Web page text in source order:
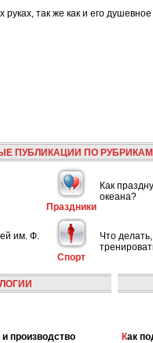
руках, так же как и его
ПУБЛИКАЦИИ ПО РУБРИКАМ
Праздники
Как
океана?
им. Ф.
Спорт
Что
производство
Как